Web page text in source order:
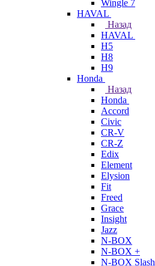
Wingle 7
HAVAL
Назад
HAVAL
H5
H8
H9
Honda
Назад
Honda
Accord
Civic
CR-V
CR-Z
Edix
Element
Elysion
Fit
Freed
Grace
Insight
Jazz
N-BOX
N-BOX +
N-BOX Slash